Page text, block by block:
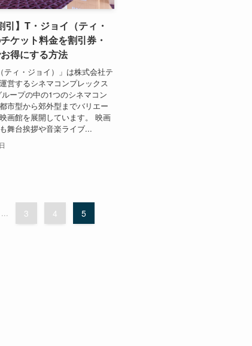
引】T・ジョイ（ティ・
ケット料金を割引券・
得にする方法
ティ・ジョイ）」は株式会社テ
営するシネマコンプレックス
ープの中の1つのシネマコン
市型から郊外型までバリエー
画館を展開しています。 映画
舞台挨拶や音楽ライブ...
... 3 4 5